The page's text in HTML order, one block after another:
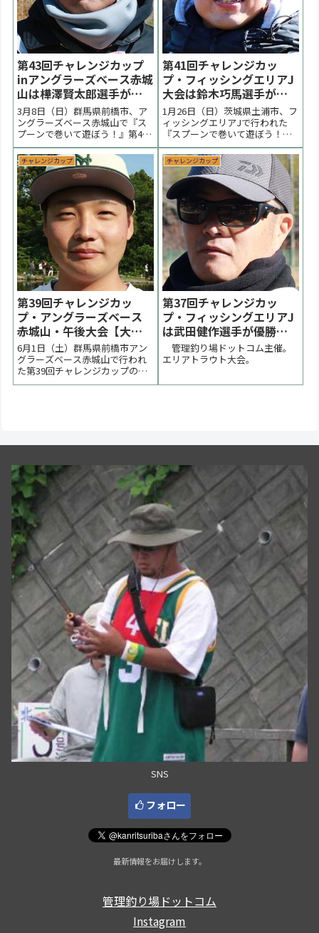
第43回チャレンジカップ
inアングラーズベース赤城
山は樺澤賢太郎選手が優
勝【大会結果】
3月8日（日）群馬県前橋市、ア
ングラーズベース赤城山で『ス
プーンで巻いて遊ぼう！』第43
回チャレンジカップの大会の様
子をまとめています。雪代の影
響で水温が上がらない１日でし
た。決勝はボトムを探る展開と
なり樺澤賢太郎選手が優勝しま
した。 < 前の大会 チャレンジカ
ップ 次の大会 >...
第41回チャレンジカッ
プ・フィッシングエリアJ
大会は鈴木巧馬選手が優
勝【大会結果】
1月26日（日）茨城県土浦市、フ
ィッシングエリアJで行われた
『スプーンで巻いて遊ぼう！』
第41回チャレンジカップの大会
の様子をまとめています。朝の
気温0℃と氷点下の冷え込みで難
しいコンディションになりまし
た。水温が上がりだした昼過ぎ
に強気色のスプーン中心に攻め
た鈴木巧馬選手が優勝...
チャレンジカップ
第39回チャレンジカッ
プ・アングラーズベース
赤城山・午後大会【大会
終了】
6月1日（土）群馬県前橋市アン
グラーズベース赤城山で行われ
た第39回チャレンジカップの様
子をまとめています。チャレン
チャレンジカップ
第37回チャレンジカッ
プ・フィッシングエリアJ
は武田健作選手が優勝
【大会結果】
管理釣り場ドットコム主催。
エリアトラウト大会。
SNS
フォロー
最新情報をお届けします。
管理釣り場ドットコム
Instagram